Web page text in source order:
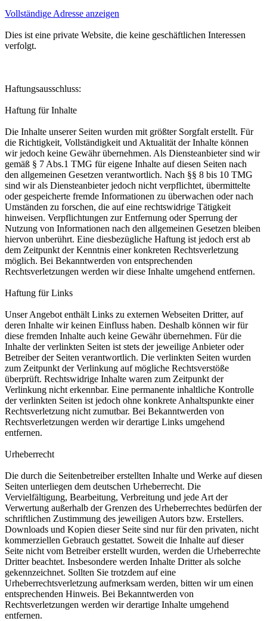
Vollständige Adresse anzeigen
Dies ist eine private Website, die keine geschäftlichen Interessen
verfolgt.
Haftungsausschluss:
Haftung für Inhalte
Die Inhalte unserer Seiten wurden mit größter Sorgfalt erstellt. Für
die Richtigkeit, Vollständigkeit und Aktualität der Inhalte können
wir jedoch keine Gewähr übernehmen. Als Diensteanbieter sind wir
gemäß § 7 Abs.1 TMG für eigene Inhalte auf diesen Seiten nach
den allgemeinen Gesetzen verantwortlich. Nach §§ 8 bis 10 TMG
sind wir als Diensteanbieter jedoch nicht verpflichtet, übermittelte
oder gespeicherte fremde Informationen zu überwachen oder nach
Umständen zu forschen, die auf eine rechtswidrige Tätigkeit
hinweisen. Verpflichtungen zur Entfernung oder Sperrung der
Nutzung von Informationen nach den allgemeinen Gesetzen bleiben
hiervon unberührt. Eine diesbezügliche Haftung ist jedoch erst ab
dem Zeitpunkt der Kenntnis einer konkreten Rechtsverletzung
möglich. Bei Bekanntwerden von entsprechenden
Rechtsverletzungen werden wir diese Inhalte umgehend entfernen.
Haftung für Links
Unser Angebot enthält Links zu externen Webseiten Dritter, auf
deren Inhalte wir keinen Einfluss haben. Deshalb können wir für
diese fremden Inhalte auch keine Gewähr übernehmen. Für die
Inhalte der verlinkten Seiten ist stets der jeweilige Anbieter oder
Betreiber der Seiten verantwortlich. Die verlinkten Seiten wurden
zum Zeitpunkt der Verlinkung auf mögliche Rechtsverstöße
überprüft. Rechtswidrige Inhalte waren zum Zeitpunkt der
Verlinkung nicht erkennbar. Eine permanente inhaltliche Kontrolle
der verlinkten Seiten ist jedoch ohne konkrete Anhaltspunkte einer
Rechtsverletzung nicht zumutbar. Bei Bekanntwerden von
Rechtsverletzungen werden wir derartige Links umgehend
entfernen.
Urheberrecht
Die durch die Seitenbetreiber erstellten Inhalte und Werke auf diesen
Seiten unterliegen dem deutschen Urheberrecht. Die
Vervielfältigung, Bearbeitung, Verbreitung und jede Art der
Verwertung außerhalb der Grenzen des Urheberrechtes bedürfen der
schriftlichen Zustimmung des jeweiligen Autors bzw. Erstellers.
Downloads und Kopien dieser Seite sind nur für den privaten, nicht
kommerziellen Gebrauch gestattet. Soweit die Inhalte auf dieser
Seite nicht vom Betreiber erstellt wurden, werden die Urheberrechte
Dritter beachtet. Insbesondere werden Inhalte Dritter als solche
gekennzeichnet. Sollten Sie trotzdem auf eine
Urheberrechtsverletzung aufmerksam werden, bitten wir um einen
entsprechenden Hinweis. Bei Bekanntwerden von
Rechtsverletzungen werden wir derartige Inhalte umgehend
entfernen.